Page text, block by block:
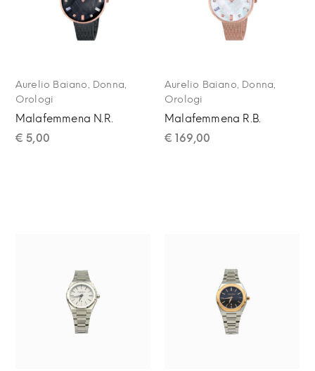
Aurelio Baiano, Donna,
Orologi
Malafemmena N.R.
€ 5,00
Aurelio Baiano, Donna,
Orologi
Malafemmena R.B.
€ 169,00